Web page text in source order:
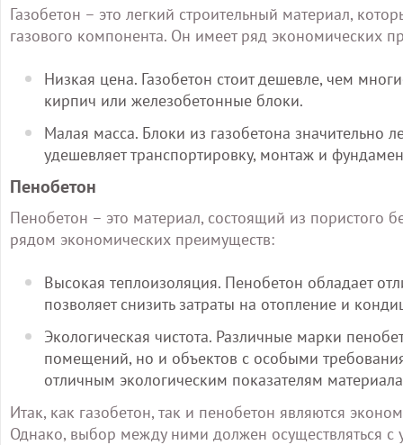
Газобетон – это легкий строительный материал,
газового компонента. Он имеет ряд экономических
Низкая цена. Газобетон стоит дешевле, чем
кирпич или железобетонные блоки.
Малая масса. Блоки из газобетона значительно
удешевляет транспортировку, монтаж и
Пенобетон
Пенобетон – это материал, состоящий из пористого
рядом экономических преимуществ:
Высокая теплоизоляция. Пенобетон обладает
позволяет снизить затраты на отопление и
Экологическая чистота. Различные марки
помещений, но и объектов с особыми
отличным экологическим показателям
Итак, как газобетон, так и пенобетон являются
Однако, выбор между ними должен осуществляться с